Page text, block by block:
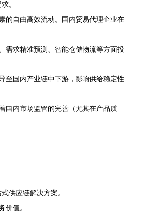
。
的自由高效流动。国内贸易代理企业在
需求精准预测、智能仓储物流等方面投
至国内产业链中下游，影响供给稳定性
国内市场监管的完善（尤其在产品质
供应链解决方案。
价值。